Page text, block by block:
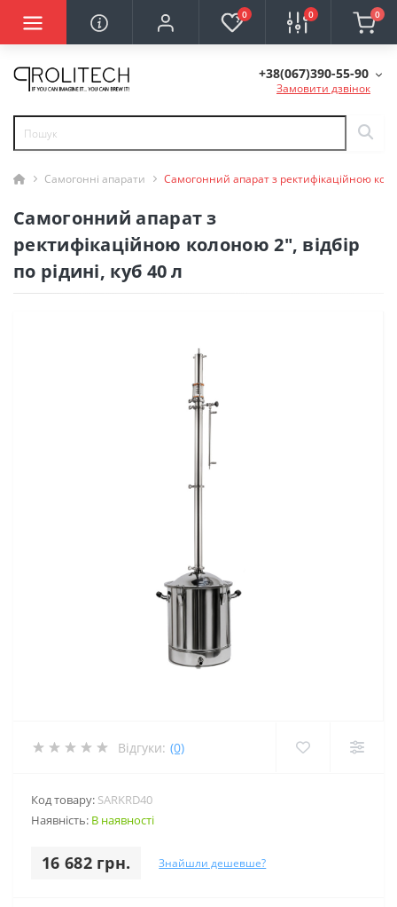
0 0 0
+38(067)390-55-90
Замовити дзвінок
Самогонні апарати Самогонний апарат з ректифікаційною
Самогонний апарат з
ректифікаційною колоною 2", відбір
по рідині, куб 40 л
Відгуки: (0)
Код товару: SARKRD40
Наявність: В наявності
16 682 грн. Знайшли дешевше?